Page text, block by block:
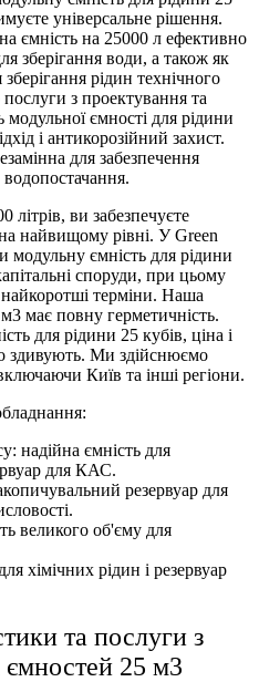
універсальне рішення.
ємність на 25000 л ефективно
зберігання води, а також як
рідин технічного
з проектування та
ємності для рідини
і антикорозійний захист.
для забезпечення
ви забезпечуєте
найвищому рівні. У Green
ємність для рідини
споруди, при цьому
терміни. Наша
має повну герметичність.
для рідини 25 кубів, ціна і
здивують. Ми здійснюємо
Київ та інші регіони.
надійна ємність для
для КАС.
резервуар для
великого об'єму для
хімічних рідин і резервуар
та послуги з
25 м3